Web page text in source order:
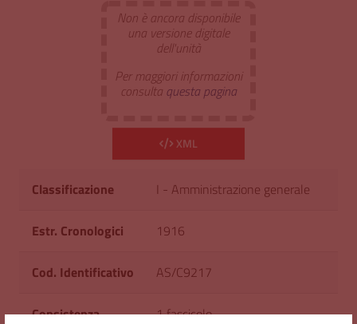
Non è ancora disponibile
una versione digitale
dell'unità
Per maggiori informazioni
consulta questa pagina
XML
Classificazione I - Amministrazione generale
Estr. Cronologici 1916
Cod. Identificativo AS/C9217
Consistenza 1 fascicolo